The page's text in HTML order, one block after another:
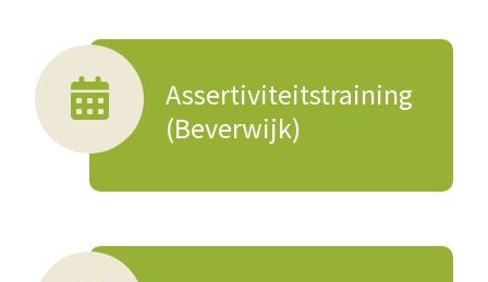
Assertiviteitstraining
(Beverwijk)